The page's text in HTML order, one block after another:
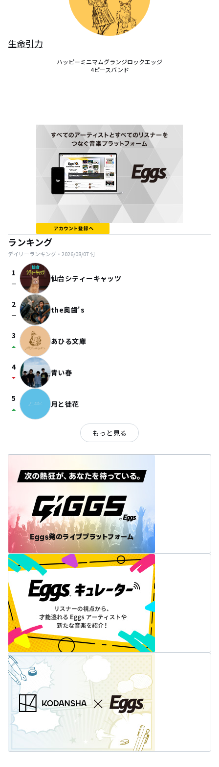
生命引力
ハッピーミニマムグランジロックエッジ
4ピースバンド
ランキング
デイリーランキング・ 2026/08/07付
1
check_indeterminate_small 仙台シティーキャッツ
2
check_indeterminate_small the奥歯's
3
arrow_drop_up あひる文庫
4
arrow_drop_down 青い春
5
arrow_drop_up 月と徒花
もっと見る